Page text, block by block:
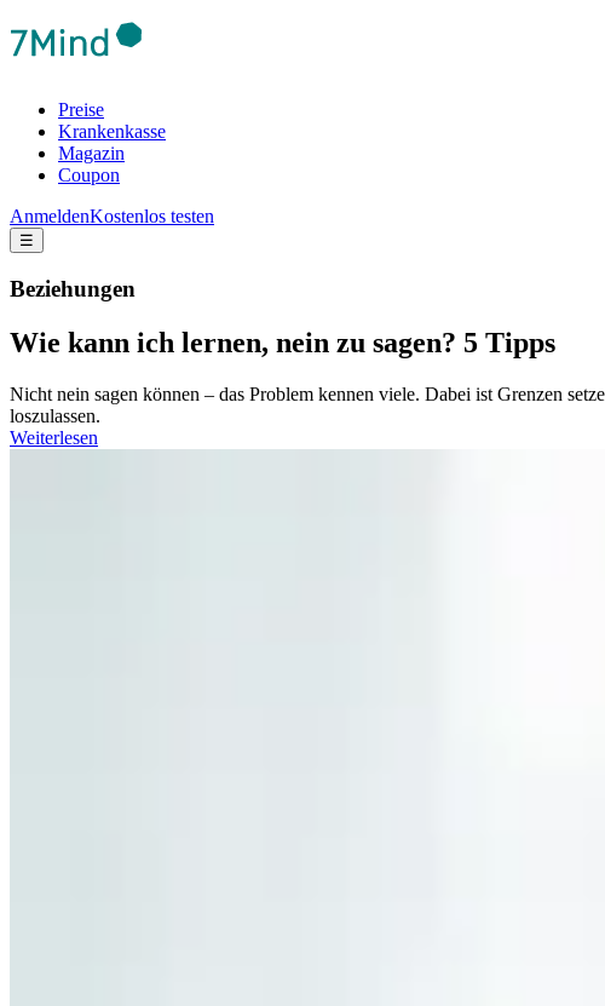
Preise
Krankenkasse
Magazin
Coupon
AnmeldenKostenlos testen
☰
Beziehungen
Wie kann ich lernen, nein zu sagen? 5 Tipps
Nicht nein sagen können – das Problem kennen viele. Dabei ist Grenzen
loszulassen.
Weiterlesen